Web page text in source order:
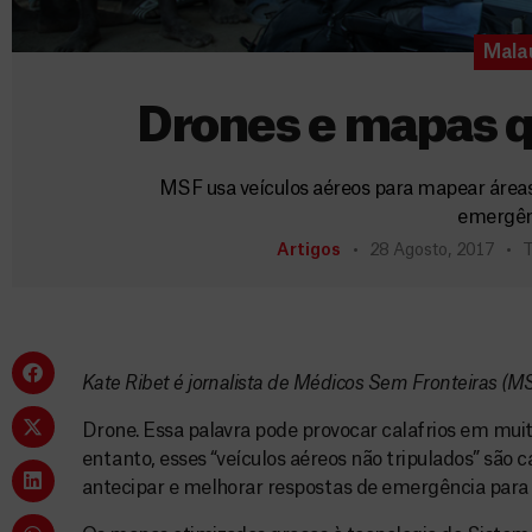
Drones e mapas
MSF usa veículos aéreos para mapear
Artigos 28 Agosto, 2017
Kate Ribet é jornalista de Médicos Sem Fronteiras
Drone. Essa palavra pode provocar calafrios em
entanto, esses “veículos aéreos não tripulados” são
antecipar e melhorar respostas de emergência para